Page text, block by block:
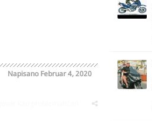
Napisano Februar 4, 2020